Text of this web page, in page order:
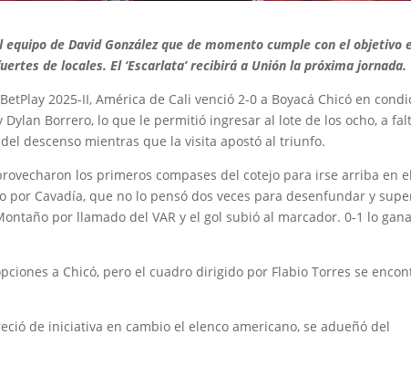
de David González que de momento cumple con el objetivo
de locales. El ‘Escarlata’ recibirá a Unión la próxima jornada.
2025-II, América de Cali venció 2-0 a Boyacá Chicó en
Dylan Borrero, lo que le permitió ingresar al lote de los ocho, a
descenso mientras que la visita apostó al triunfo.
los primeros compases del cotejo para irse arriba en el
por Cavadía, que no lo pensó dos veces para desenfundar y
por llamado del VAR y el gol subió al marcador. 0-1 lo
a Chicó, pero el cuadro dirigido por Flabio Torres se
de iniciativa en cambio el elenco americano, se adueñó del